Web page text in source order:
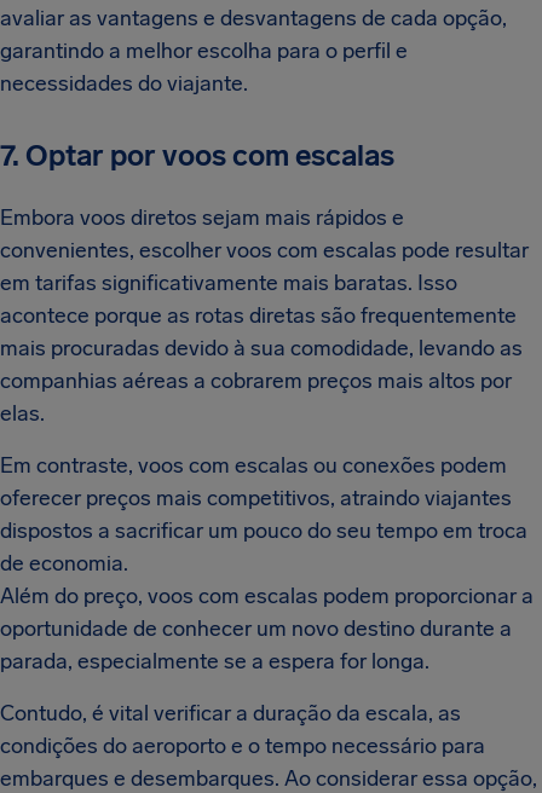
avaliar as vantagens e desvantagens de cada opção,
garantindo a melhor escolha para o perfil e
necessidades do viajante.
7. Optar por voos com escalas
Embora voos diretos sejam mais rápidos e
convenientes, escolher voos com escalas pode resultar
em tarifas significativamente mais baratas. Isso
acontece porque as rotas diretas são frequentemente
mais procuradas devido à sua comodidade, levando as
companhias aéreas a cobrarem preços mais altos por
elas.
Em contraste, voos com escalas ou conexões podem
oferecer preços mais competitivos, atraindo viajantes
dispostos a sacrificar um pouco do seu tempo em troca
de economia.
Além do preço, voos com escalas podem proporcionar a
oportunidade de conhecer um novo destino durante a
parada, especialmente se a espera for longa.
Contudo, é vital verificar a duração da escala, as
condições do aeroporto e o tempo necessário para
embarques e desembarques. Ao considerar essa opção,